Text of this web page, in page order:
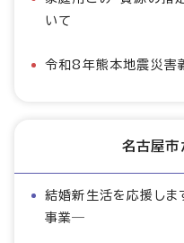
いて
令和8年熊本地震災害
名古屋市
結婚新生活を応援し
事業―